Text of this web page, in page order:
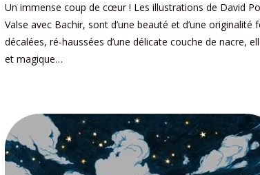
Un immense coup de cœur ! Les illustrations de David
Valse avec Bachir, sont d’une beauté et d’une
décalées, ré-haussées d’une délicate couche de nacre,
et magique…